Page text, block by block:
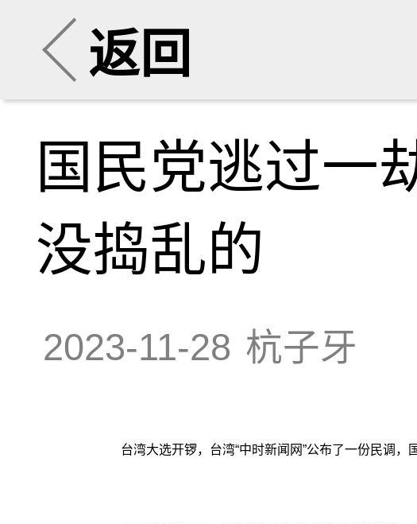
返回
国民党逃过一
没捣乱的
2023-11-28 杭子牙
台湾大选开锣，台湾“中时新闻网”公布了一份民调